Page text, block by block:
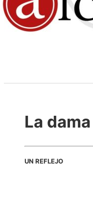
La
UN REFLEJO